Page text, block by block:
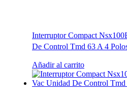
Interruptor Compact
De Control Tmd 63 A 4
Añadir al carrito